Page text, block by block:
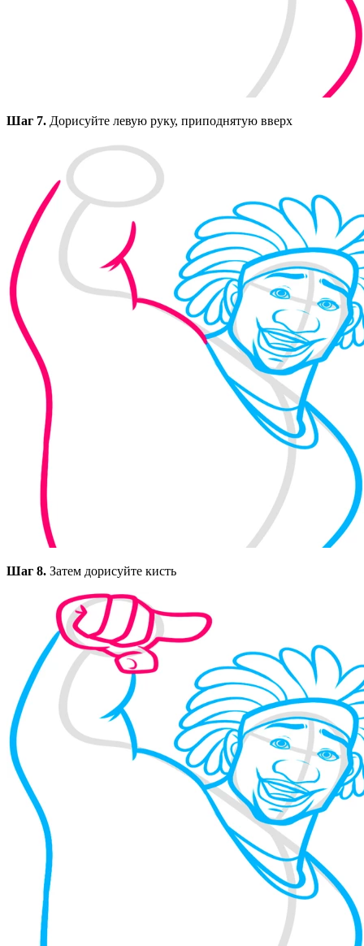
Шаг 7. Дорисуйте левую руку, приподнятую вверх
Шаг 8. Затем дорисуйте кисть